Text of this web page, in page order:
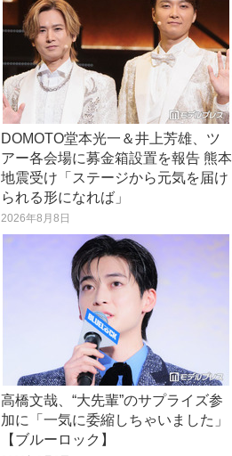
DOMOTO堂本光一＆井上芳雄、ツ
アー各会場に募金箱設置を報告 熊本
地震受け「ステージから元気を届け
られる形になれば」
2026年8月8日
高橋文哉、“大先輩”のサプライズ参
加に「一気に委縮しちゃいました」
【ブルーロック】